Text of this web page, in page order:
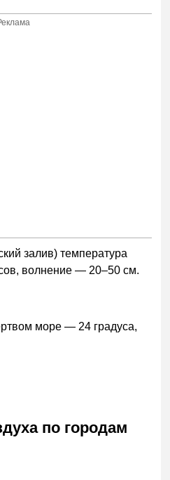
залив) температура
волнение — 20–50 см.
море — 24 градуса,
по городам